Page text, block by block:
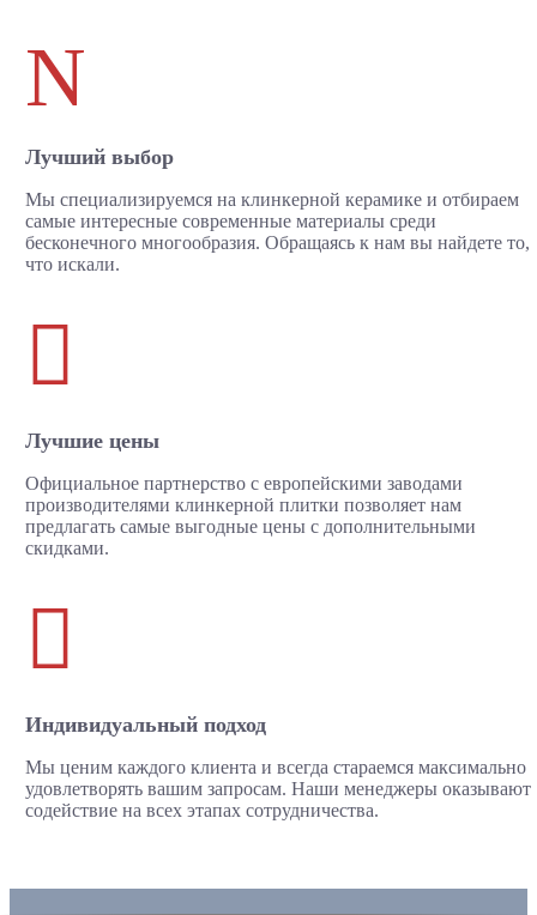
N
Лучший выбор
Мы специализируемся на клинкерной керамике и отбираем
самые интересные современные материалы среди
бесконечного многообразия. Обращаясь к нам вы найдете то,
что искали.

Лучшие цены
Официальное партнерство с европейскими заводами
производителями клинкерной плитки позволяет нам
предлагать самые выгодные цены с дополнительными
скидками.

Индивидуальный подход
Мы ценим каждого клиента и всегда стараемся максимально
удовлетворять вашим запросам. Наши менеджеры оказывают
содействие на всех этапах сотрудничества.